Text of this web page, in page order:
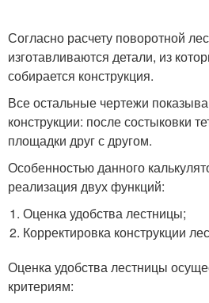
Согласно расчету поворотной
изготавливаются детали, из
собирается конструкция.
Все остальные чертежи
конструкции: после состыковки
площадки друг с другом.
Особенностью данного
реализация двух функций:
Оценка удобства лестницы;
Корректировка конструкции
Оценка удобства лестницы
критериям: